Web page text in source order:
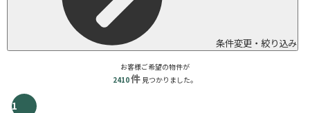
条件変更・絞り込み
お客様ご希望の物件が
2410件 見つかりました。
1